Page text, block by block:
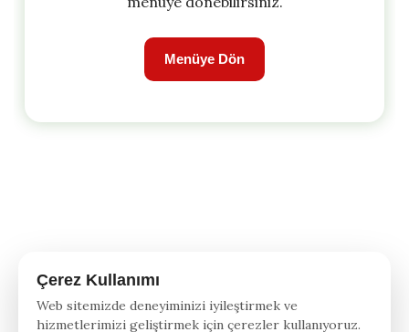
Menüye Dön
© 2026 A La Vita PizzaAydınlatma Metni
Çerez Kullanımı
Web sitemizde deneyiminizi iyileştirmek ve
hizmetlerimizi geliştirmek için çerezler kullanıyoruz.